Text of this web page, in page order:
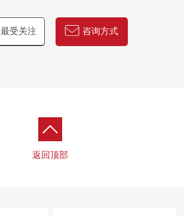
最受关注 咨询方式
返回顶部